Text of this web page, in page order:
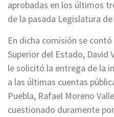
aprobadas en los últimos
de la pasada Legislatura de
En dicha comisión se
Superior del Estado, David
le solicitó la entrega de la
a las últimas cuentas
Puebla, Rafael Moreno
cuestionado duramente